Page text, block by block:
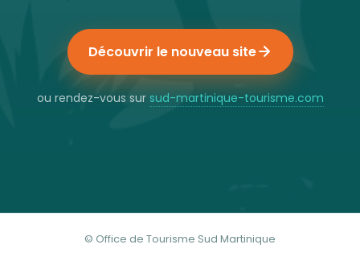
Découvrir le nouveau site
ou rendez-vous sur sud-martinique-tourisme.com
© Office de Tourisme Sud Martinique